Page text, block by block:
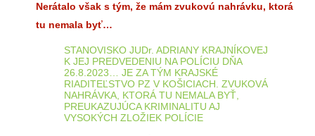
Nerátalo však s tým, že mám zvukovú nahrávku, ktorá
tu nemala byť…
STANOVISKO JUDr. ADRIANY KRAJNÍKOVEJ
K JEJ PREDVEDENIU NA POLÍCIU DŇA
26.8.2023… JE ZA TÝM KRAJSKÉ
RIADITEĽSTVO PZ V KOŠICIACH. ZVUKOVÁ
NAHRÁVKA, KTORÁ TU NEMALA BYŤ,
PREUKAZUJÚCA KRIMINALITU AJ
VYSOKÝCH ZLOŽIEK POLÍCIE